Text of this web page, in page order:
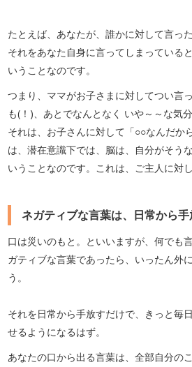
たとえば、あなたが、誰かに対して言っ
それをあなた自身に言ってしまっている
いうことなのです。
つまり、ママがお子さまに対してつい言
も(！)、あとでなんとなく いや～～な気
それは、お子さんに対して「○○なんだか
は、潜在意識下では、脳は、自分がそう
いうことなのです。これは、ご主人に対し
ネガティブな言葉は、日常から手
口は災いのもと。といいますが、何でも
ガティブな言葉であったら、いったん外
う。
それを日常から手放すだけで、きっと毎
せるようになるはず。
あなたの口から出る言葉は、全部自分の